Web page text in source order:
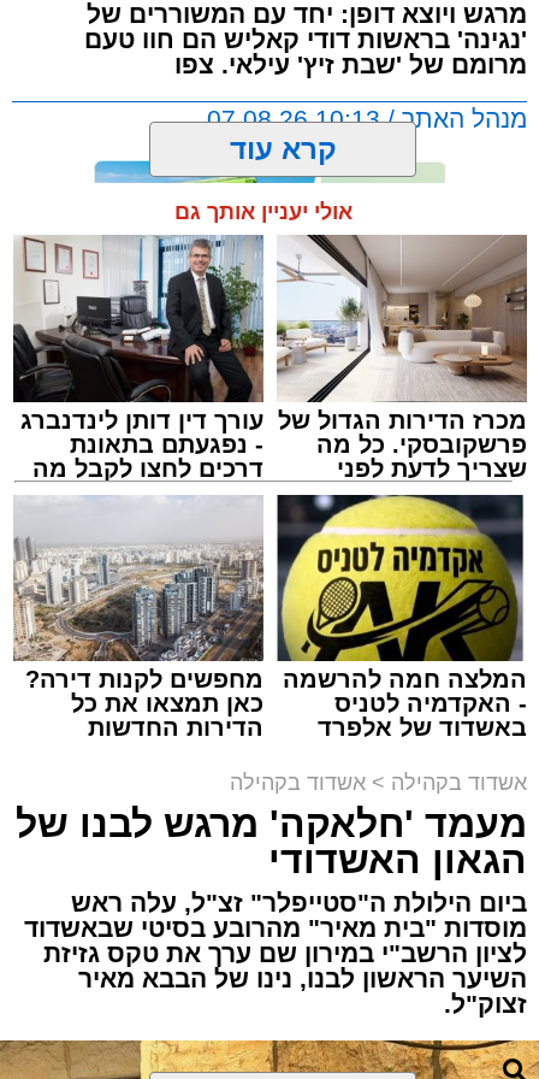
מרגש ויוצא דופן: יחד עם המשוררים של
'נגינה' בראשות דודי קאליש הם חוו טעם
מרומם של 'שבת זיץ' עילאי. צפו
מנהל האתר / 10:13 07.08.26
תגים:אשדוד, מעגלים דודי קאליש
זה היה ארוע יוצא דופן. בלי מילים.
במשך שעות ארוכות של ליל שישי, נהנו המונים
מתושבי אשדוד מהארוע המרכזי של 'מעגלים'.
ואכן, כפי שהובטח, לא היה מדובר במופע שגרתי,
אלא במעמד של טיש חסידי אותנטי, שהצליח
לסחוף אליו את ההמונים מעומק ימי החולין - אל
תוך האווירה השבתית של חצרות הקודש.
קרא עוד
אולי יעניין אותך גם
מכרז הדירות הגדול של
פרשקובסקי. כל מה
שצריך לדעת לפני
שמגישים הצעה לדירה
באשדוד
עורך דין דותן לינדנברג
- נפגעתם בתאונת
דרכים לחצו לקבל מה
שמגיע לכם
המלצה חמה להרשמה
- האקדמיה לטניס
באשדוד של אלפרד
מחפשים לקנות דירה?
כאן תמצאו את כל
הדירות החדשות
אשדוד בקהילה > אשדוד בקהילה
מעמד 'חלאקה' מרגש לבנו של
הגאון האשדודי
ביום הילולת ה"סטייפלר" זצ"ל, עלה ראש
מוסדות "בית מאיר" מהרובע בסיטי שבאשדוד
לציון הרשב"י במירון שם ערך את טקס גזיזת
השיער הראשון לבנו, נינו של הבבא מאיר
זצוק"ל.